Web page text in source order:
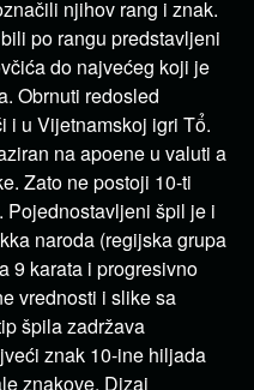
njihov rang i znak.
po rangu predstavljeni
do najvećeg koji je
Obrnuti redosled
i u Vijetnamskoj igri Tổ.
na apoene u valuti a
Zato ne postoji 10-ti
Pojednostavljeni špil je i
naroda (regijska grupa
9 karata i progresivno
vrednosti i slike sa
špila zadržava
znak 10-ine hiljada
znakove. Dizaj